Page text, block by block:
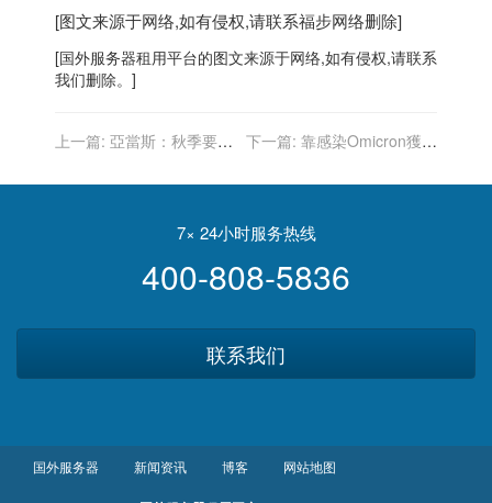
[图文来源于网络,如有侵权,请联系福步网络删除]
[国外服务器租用平台的图文来源于网络,如有侵权,请联系
我们删除。]
上一篇: 亞當斯：秋季要求
正在考慮
下一篇: 靠感染Omicron獲免
7× 24小时服务热线
400-808-5836
联系我们
国外服务器 新闻资讯 博客 网站地图